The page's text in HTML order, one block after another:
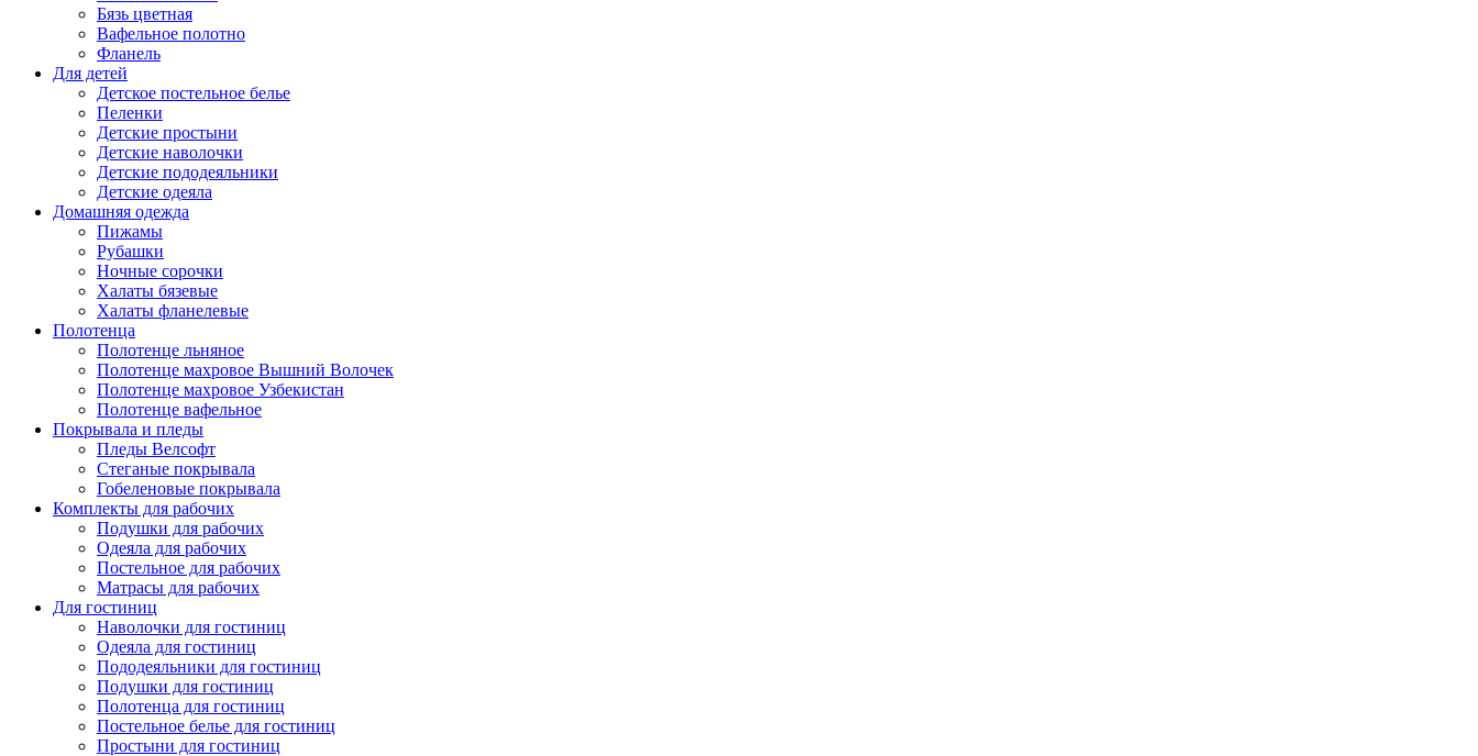
Бязь цветная
Вафельное полотно
Фланель
Для детей
Детское постельное белье
Пеленки
Детские простыни
Детские наволочки
Детские пододеяльники
Детские одеяла
Домашняя одежда
Пижамы
Рубашки
Ночные сорочки
Халаты бязевые
Халаты фланелевые
Полотенца
Полотенце льняное
Полотенце махровое Вышний Волочек
Полотенце махровое Узбекистан
Полотенце вафельное
Покрывала и пледы
Пледы Велсофт
Стеганые покрывала
Гобеленовые покрывала
Комплекты для рабочих
Подушки для рабочих
Одеяла для рабочих
Постельное для рабочих
Матрасы для рабочих
Для гостиниц
Наволочки для гостиниц
Одеяла для гостиниц
Пододеяльники для гостиниц
Подушки для гостиниц
Полотенца для гостиниц
Постельное белье для гостиниц
Простыни для гостиниц